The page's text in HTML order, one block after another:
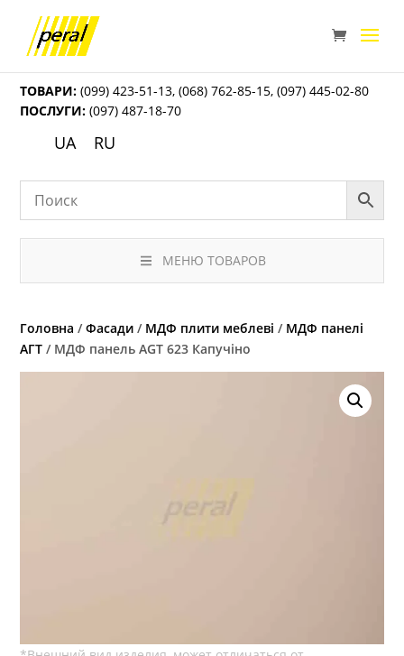
ТОВАРИ: (099) 423-51-13,(068) 762-85-15,(097) 445-02-80
ПОСЛУГИ: (097) 487-18-70
UA RU
МЕНЮ ТОВАРОВ
Головна /Фасади / МДФ плити меблеві / МДФ панелі
АГТ / МДФ панель AGT 623 Капучіно